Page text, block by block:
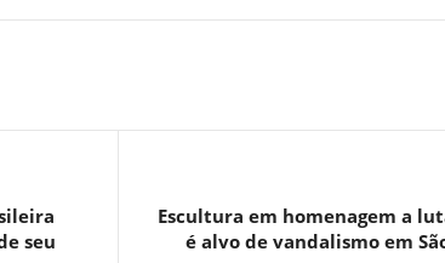
seu
Escultura em homenagem a
é alvo de vandalismo em